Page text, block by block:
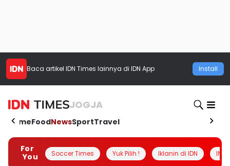
Baca artikel IDN Times lainnya di IDN App Install
JOGJA
HomeFoodNewsSportTravel
For
You
Soccer Times Yuk Pilih ! Iklanin di IDN